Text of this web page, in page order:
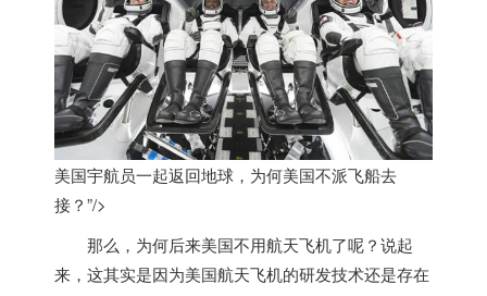
美国宇航员一起返回地球，为何美国不派飞船去
接？”/>
那么，为何后来美国不用航天飞机了呢？说起
来，这其实是因为美国航天飞机的研发技术还是存在